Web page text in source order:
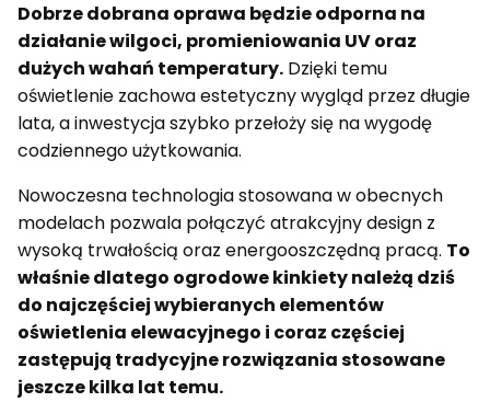
Dobrze dobrana oprawa będzie odporna na
działanie wilgoci, promieniowania UV oraz
dużych wahań temperatury. Dzięki temu
oświetlenie zachowa estetyczny wygląd przez długie
lata, a inwestycja szybko przełoży się na wygodę
codziennego użytkowania.
Nowoczesna technologia stosowana w obecnych
modelach pozwala połączyć atrakcyjny design z
wysoką trwałością oraz energooszczędną pracą. To
właśnie dlatego ogrodowe kinkiety należą dziś
do najczęściej wybieranych elementów
oświetlenia elewacyjnego i coraz częściej
zastępują tradycyjne rozwiązania stosowane
jeszcze kilka lat temu.